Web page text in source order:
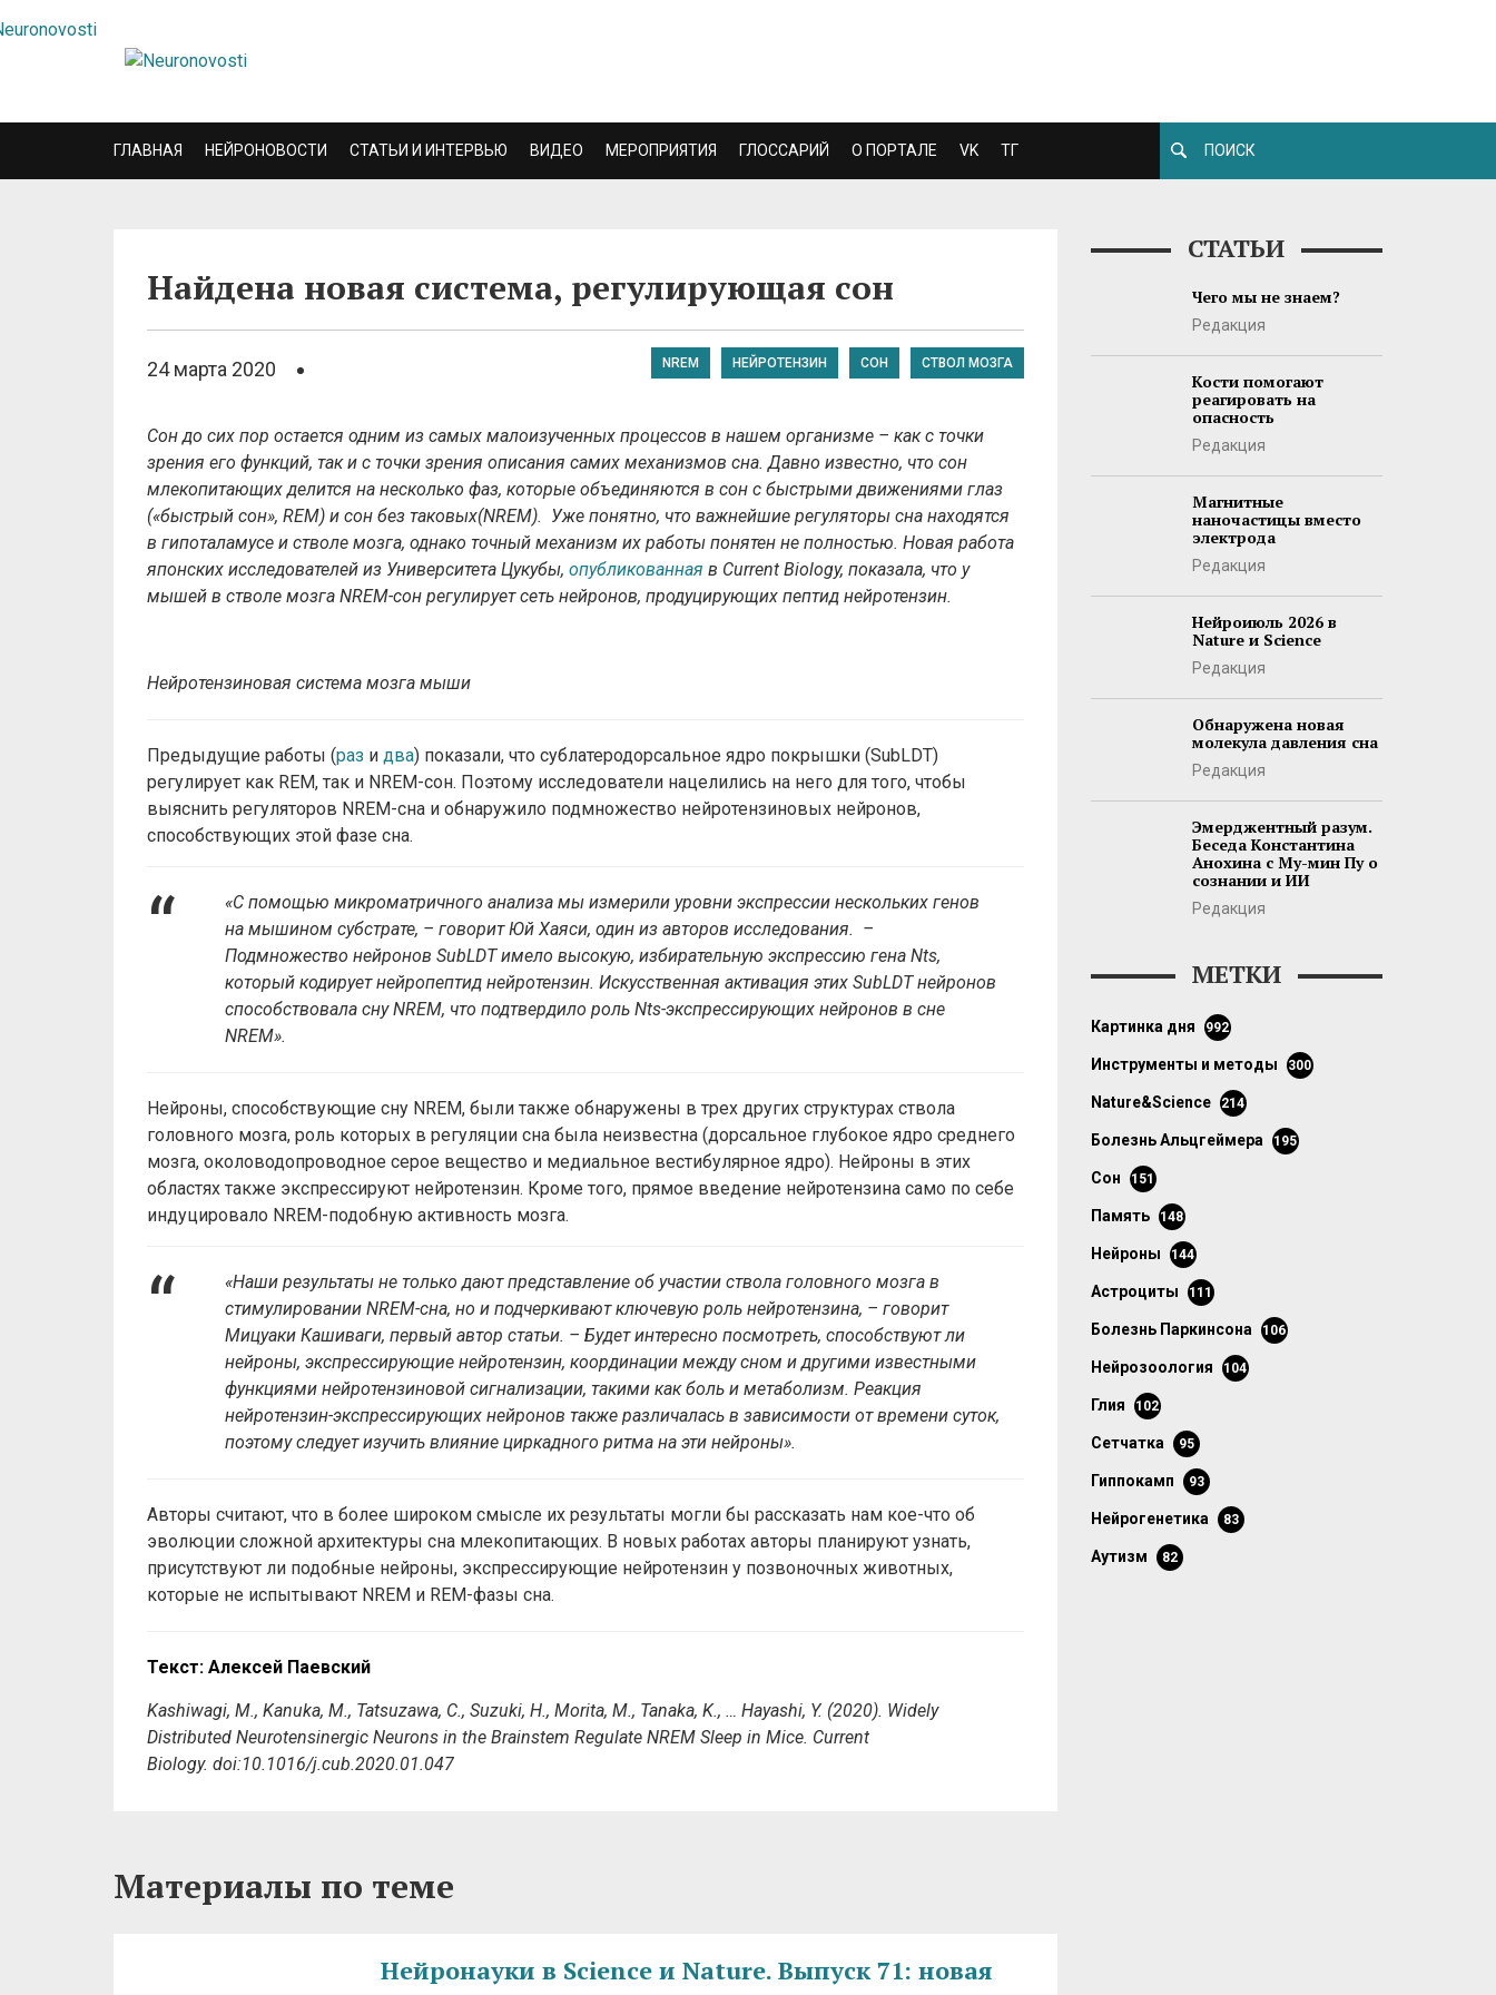
ГЛАВНАЯ НЕЙРОНОВОСТИ СТАТЬИ И ИНТЕРВЬЮ ВИДЕО МЕРОПРИЯТИЯ ГЛОССАРИЙ О ПОРТАЛЕ VK ТГ
Найдена новая система, регулирующая сон
24 марта 2020 NREM НЕЙРОТЕНЗИН СОН СТВОЛ МОЗГА
Сон до сих пор остается одним из самых малоизученных процессов в нашем организме – как с точки
зрения его функций, так и с точки зрения описания самих механизмов сна. Давно известно, что сон
млекопитающих делится на несколько фаз, которые объединяются в сон с быстрыми движениями глаз
(«быстрый сон», REM) и сон без таковых(NREM). Уже понятно, что важнейшие регуляторы сна находятся
в гипоталамусе и стволе мозга, однако точный механизм их работы понятен не полностью. Новая работа
японских исследователей из Университета Цукубы, опубликованная в Current Biology, показала, что у
мышей в стволе мозга NREM-сон регулирует сеть нейронов, продуцирующих пептид нейротензин.
Нейротензиновая система мозга мыши
Предыдущие работы (раз и два) показали, что сублатеродорсальное ядро покрышки (SubLDT)
регулирует как REM, так и NREM-сон. Поэтому исследователи нацелились на него для того, чтобы
выяснить регуляторов NREM-сна и обнаружило подмножество нейротензиновых нейронов,
способствующих этой фазе сна.
«С помощью микроматричного анализа мы измерили уровни экспрессии нескольких генов
на мышином субстрате, – говорит Юй Хаяси, один из авторов исследования. –
Подмножество нейронов SubLDT имело высокую, избирательную экспрессию гена Nts,
который кодирует нейропептид нейротензин. Искусственная активация этих SubLDT нейронов
способствовала сну NREM, что подтвердило роль Nts-экспрессирующих нейронов в сне
NREM».
Нейроны, способствующие сну NREM, были также обнаружены в трех других структурах ствола
головного мозга, роль которых в регуляции сна была неизвестна (дорсальное глубокое ядро среднего
мозга, околоводопроводное серое вещество и медиальное вестибулярное ядро). Нейроны в этих
областях также экспрессируют нейротензин. Кроме того, прямое введение нейротензина само по себе
индуцировало NREM-подобную активность мозга.
«Наши результаты не только дают представление об участии ствола головного мозга в
стимулировании NREM-сна, но и подчеркивают ключевую роль нейротензина, – говорит
Мицуаки Кашиваги, первый автор статьи. – Будет интересно посмотреть, способствуют ли
нейроны, экспрессирующие нейротензин, координации между сном и другими известными
функциями нейротензиновой сигнализации, такими как боль и метаболизм. Реакция
нейротензин-экспрессирующих нейронов также различалась в зависимости от времени суток,
поэтому следует изучить влияние циркадного ритма на эти нейроны».
Авторы считают, что в более широком смысле их результаты могли бы рассказать нам кое-что об
эволюции сложной архитектуры сна млекопитающих. В новых работах авторы планируют узнать,
присутствуют ли подобные нейроны, экспрессирующие нейротензин у позвоночных животных,
которые не испытывают NREM и REM-фазы сна.
Текст: Алексей Паевский
Kashiwagi, M., Kanuka, M., Tatsuzawa, C., Suzuki, H., Morita, M., Tanaka, K., … Hayashi, Y. (2020). Widely
Distributed Neurotensinergic Neurons in the Brainstem Regulate NREM Sleep in Mice. Current
Biology. doi:10.1016/j.cub.2020.01.047
Материалы по теме
Нейронауки в Science и Nature. Выпуск 71: новая
СТАТЬИ
Чего мы не знаем?
Редакция
Кости помогают
реагировать на
опасность
Редакция
Магнитные
наночастицы вместо
электрода
Редакция
Нейроиюль 2026 в
Nature и Science
Редакция
Обнаружена новая
молекула давления сна
Редакция
Эмерджентный разум.
Беседа Константина
Анохина с Му-мин Пу о
сознании и ИИ
Редакция
МЕТКИ
картинка дня 992
инструменты и методы 300
Nature&Science 214
болезнь Альцгеймера 195
сон 151
память 148
нейроны 144
астроциты 111
болезнь Паркинсона 106
нейрозоология 104
глия 102
сетчатка 95
гиппокамп 93
нейрогенетика 83
аутизм 82